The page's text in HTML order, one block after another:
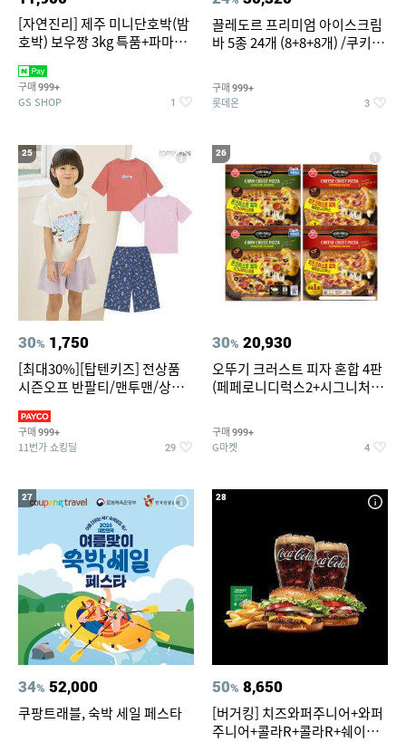
[자연진리] 제주 미니단호박(밤
호박) 보우짱 3kg 특품+파마산
구매 999+
GS SHOP 1
끌레도르 프리미엄 아이스크림
바 5종 24개 (8+8+8개) /쿠키앤
구매 999+
롯데온 3
25
30% 1,750
[최대30%][탑텐키즈] 전상품
시즌오프 반팔티/맨투맨/상하
구매 999+
11번가 쇼킹딜 29
26
30% 20,930
오뚜기 크러스트 피자 혼합 4판
(페페로니디럭스2+시그니처익
구매 999+
G마켓 4
27
34% 52,000
쿠팡트래블, 숙박 세일 페스타
28
50% 8,650
[버거킹] 치즈와퍼주니어+와퍼
주니어+콜라R+콜라R+쉐이킹